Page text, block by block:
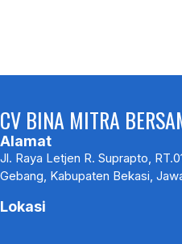
CV BINA MITRA
Alamat
Jl. Raya Letjen R. Suprapto,
Gebang, Kabupaten Bekasi,
Lokasi